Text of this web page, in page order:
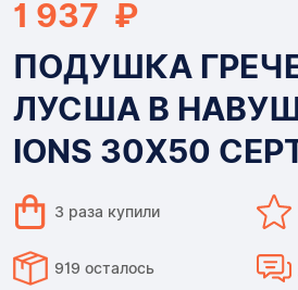
1 937 ₽
ПОДУШКА
ЛУСША В
IONS 30Х50
3 раза купили
919 осталось